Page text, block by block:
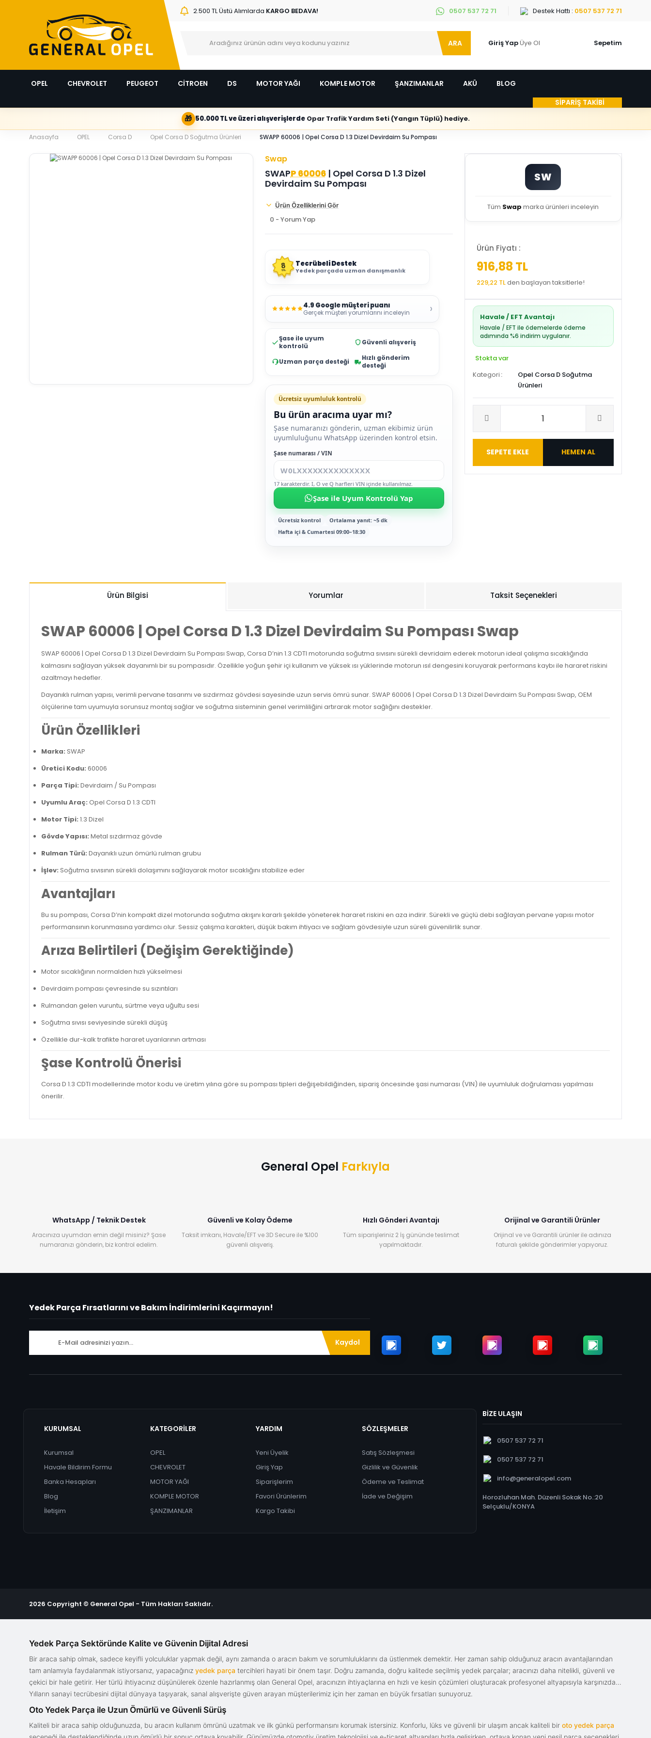
2.500 TL Üstü Alımlarda KARGO BEDAVA! 0507 537 72 71 Destek Hattı : 0507 537 72 71
ARA Giriş YapÜye Ol Sepetim
OPEL CHEVROLET PEUGEOT CİTROEN DS MOTOR YAĞI KOMPLE MOTOR ŞANZIMANLAR AKÜ
BLOG
SİPARİŞ TAKİBİ
🎁 50.000 TL ve üzeri alışverişlerdeOpar Trafik Yardım Seti (Yangın Tüplü) hediye.
Anasayfa OPEL Corsa D Opel Corsa D Soğutma Ürünleri SWAPP 60006 | Opel Corsa D 1.3 Dizel Devirdaim Su Pompası
Swap
SWAPP 60006| Opel Corsa D 1.3 Dizel
Devirdaim Su Pompası
Ürün Özelliklerini Gör
0 - Yorum Yap
8
YIL
Tecrübeli Destek
Yedek parçada uzman danışmanlık
4.9 Google müşteri puanı
Gerçek müşteri yorumlarını inceleyin ›
Şase ile uyum
kontrolü
Güvenli alışveriş
Uzman parça desteği
Hızlı gönderim
desteği
Ücretsiz uyumluluk kontrolü
Bu ürün aracıma uyar mı?
Şase numaranızı gönderin, uzman ekibimiz ürün
uyumluluğunu WhatsApp üzerinden kontrol etsin.
Şase numarası / VIN
17 karakterdir. I, O ve Q harfleri VIN içinde kullanılmaz.
Şase ile Uyum Kontrolü Yap
Ücretsiz kontrol
Ortalama yanıt: ~5 dk
Hafta içi & Cumartesi 09:00–18:30
SW
Tüm Swap marka ürünleri inceleyin
Ürün Fiyatı :
916,88 TL
229,22 TLden başlayan taksitlerle!
Havale / EFT Avantajı
Havale / EFT ile ödemelerde ödeme
adımında %6 indirim uygulanır.
Stokta var
Kategori
Opel Corsa D Soğutma
Ürünleri
SEPETE EKLE HEMEN AL
Ürün Bilgisi Yorumlar Taksit Seçenekleri
SWAP 60006 | Opel Corsa D 1.3 Dizel Devirdaim Su Pompası Swap
SWAP 60006 | Opel Corsa D 1.3 Dizel Devirdaim Su Pompası Swap, Corsa D’nin 1.3 CDTI motorunda soğutma sıvısını sürekli devridaim ederek motorun ideal çalışma sıcaklığında
kalmasını sağlayan yüksek dayanımlı bir su pompasıdır. Özellikle yoğun şehir içi kullanım ve yüksek ısı yüklerinde motorun ısıl dengesini koruyarak performans kaybı ile hararet riskini
azaltmayı hedefler.
Dayanıklı rulman yapısı, verimli pervane tasarımı ve sızdırmaz gövdesi sayesinde uzun servis ömrü sunar. SWAP 60006 | Opel Corsa D 1.3 Dizel Devirdaim Su Pompası Swap, OEM
ölçülerine tam uyumuyla sorunsuz montaj sağlar ve soğutma sisteminin genel verimliliğini artırarak motor sağlığını destekler.
Ürün Özellikleri
Marka: SWAP
Üretici Kodu: 60006
Parça Tipi: Devirdaim / Su Pompası
Uyumlu Araç: Opel Corsa D 1.3 CDTI
Motor Tipi: 1.3 Dizel
Gövde Yapısı: Metal sızdırmaz gövde
Rulman Türü: Dayanıklı uzun ömürlü rulman grubu
İşlev: Soğutma sıvısının sürekli dolaşımını sağlayarak motor sıcaklığını stabilize eder
Avantajları
Bu su pompası, Corsa D’nin kompakt dizel motorunda soğutma akışını kararlı şekilde yöneterek hararet riskini en aza indirir. Sürekli ve güçlü debi sağlayan pervane yapısı motor
performansının korunmasına yardımcı olur. Sessiz çalışma karakteri, düşük bakım ihtiyacı ve sağlam gövdesiyle uzun süreli güvenilirlik sunar.
Arıza Belirtileri (Değişim Gerektiğinde)
Motor sıcaklığının normalden hızlı yükselmesi
Devirdaim pompası çevresinde su sızıntıları
Rulmandan gelen vuruntu, sürtme veya uğultu sesi
Soğutma sıvısı seviyesinde sürekli düşüş
Özellikle dur-kalk trafikte hararet uyarılarının artması
Şase Kontrolü Önerisi
Corsa D 1.3 CDTI modellerinde motor kodu ve üretim yılına göre su pompası tipleri değişebildiğinden, sipariş öncesinde şasi numarası (VIN) ile uyumluluk doğrulaması yapılması
önerilir.
General Opel Farkıyla
WhatsApp / Teknik Destek
Aracınıza uyumdan emin değil misiniz? Şase
numaranızı gönderin, biz kontrol edelim.
Güvenli ve Kolay Ödeme
Taksit imkanı, Havale/EFT ve 3D Secure ile %100
güvenli alışveriş.
Hızlı Gönderi Avantajı
Tüm siparişleriniz 2 İş gününde teslimat
yapılmaktadır.
Orijinal ve Garantili Ürünler
Orijinal ve ve Garantili ürünler ile adınıza
faturalı şekilde gönderimler yapıyoruz.
Yedek Parça Fırsatlarını ve Bakım İndirimlerini Kaçırmayın!
Kaydol
KURUMSAL
Kurumsal
Havale Bildirim Formu
Banka Hesapları
Blog
İletişim
KATEGORİLER
OPEL
CHEVROLET
MOTOR YAĞI
KOMPLE MOTOR
ŞANZIMANLAR
YARDIM
Yeni Üyelik
Giriş Yap
Siparişlerim
Favori Ürünlerim
Kargo Takibi
SÖZLEŞMELER
Satış Sözleşmesi
Gizlilik ve Güvenlik
Ödeme ve Teslimat
İade ve Değişim
BİZE ULAŞIN
0507 537 72 71
0507 537 72 71
info@generalopel.com
Horozluhan Mah. Düzenli Sokak No.:20
Selçuklu/KONYA
2026 Copyright © General Opel - Tüm Hakları Saklıdır.
Yedek Parça Sektöründe Kalite ve Güvenin Dijital Adresi
Bir araca sahip olmak, sadece keyifli yolculuklar yapmak değil, aynı zamanda o aracın bakım ve sorumluluklarını da üstlenmek demektir. Her zaman sahip olduğunuz aracın avantajlarından
tam anlamıyla faydalanmak istiyorsanız, yapacağınız yedek parça tercihleri hayati bir önem taşır. Doğru zamanda, doğru kalitede seçilmiş yedek parçalar; aracınızı daha nitelikli, güvenli ve
çekici bir hale getirir. Her türlü ihtiyacınız düşünülerek özenle hazırlanmış olan General Opel, aracınızın ihtiyaçlarına en hızlı ve kesin çözümleri oluşturacak profesyonel altyapısıyla karşınızda.
Yılların sanayi tecrübesini dijital dünyaya taşıyarak, sanal alışverişte güven arayan müşterilerimiz için her zaman en büyük fırsatları sunuyoruz.
Oto Yedek Parça ile Uzun Ömürlü ve Güvenli Sürüş
Kaliteli bir araca sahip olduğunuzda, bu aracın kullanım ömrünü uzatmak ve ilk günkü performansını korumak istersiniz. Konforlu, lüks ve güvenli bir ulaşım ancak kaliteli bir oto yedek parça